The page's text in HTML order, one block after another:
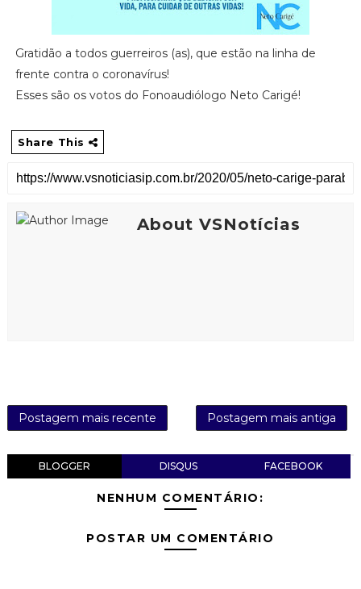
Gratidão a todos guerreiros (as), que estão na linha de
frente contra o coronavírus!
Esses são os votos do Fonoaudiólogo Neto Carigé!
Share This
About VSNotícias
Postagem mais recente Postagem mais antiga
BLOGGER DISQUS FACEBOOK
NENHUM COMENTÁRIO:
POSTAR UM COMENTÁRIO